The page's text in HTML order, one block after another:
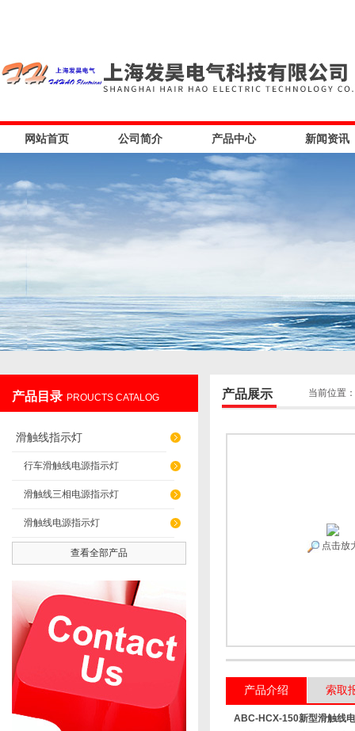
网站首页 公司简介 产品中心 新闻资讯
产品目录 PROUCTS CATALOG
滑触线指示灯
行车滑触线电源指示灯
滑触线三相电源指示灯
滑触线电源指示灯
查看全部产品
当前位置：
产品展示
点击放
产品介绍 索取
ABC-HCX-150新型滑触线